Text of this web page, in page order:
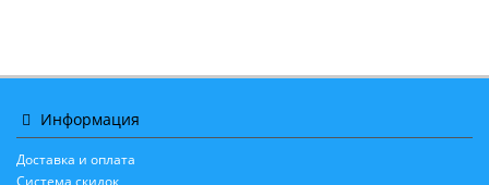
Информация
Доставка и оплата
Система скидок